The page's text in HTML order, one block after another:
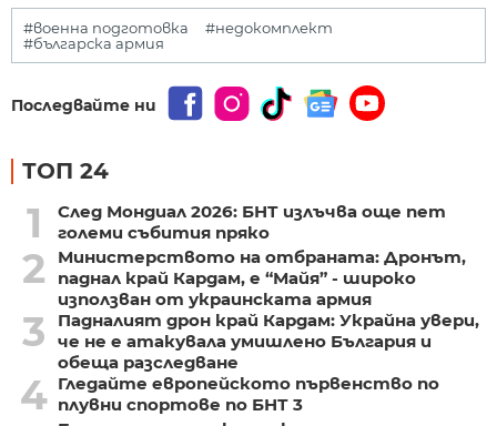
#военна подготовка
#недокомплект
#българска армия
Последвайте ни
ТОП 24
1
След Мондиал 2026: БНТ излъчва още пет
големи събития пряко
2
Министерството на отбраната: Дронът,
паднал край Кардам, е “Майя” - широко
използван от украинската армия
3
Падналият дрон край Кардам: Украйна увери,
че не е атакувала умишлено България и
обеща разследване
4 Гледайте европейското първенство по
плувни спортове по БНТ 3